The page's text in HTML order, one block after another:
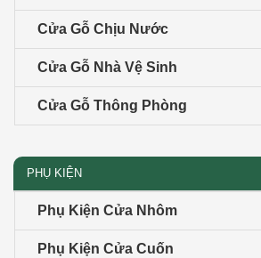
Cửa Gỗ Chịu Nước
Cửa Gỗ Nhà Vệ Sinh
Cửa Gỗ Thông Phòng
PHỤ KIỆN
Phụ Kiện Cửa Nhôm
Phụ Kiện Cửa Cuốn